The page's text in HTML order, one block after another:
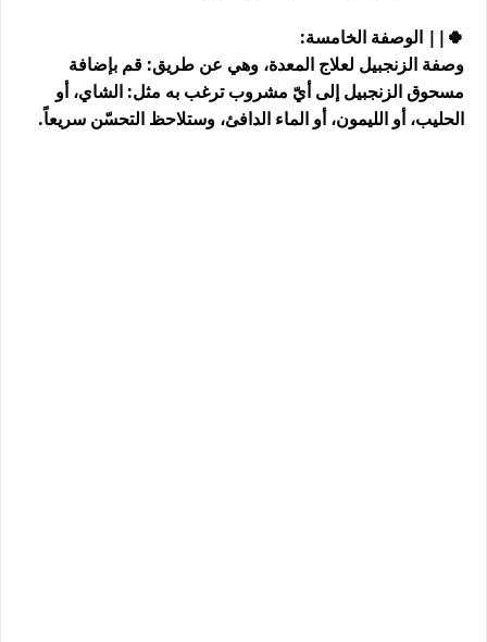
🍀|| الوصفة الخامسة:
وصفة الزنجبيل لعلاج المعدة، وهي عن طريق: قم بإضافة
مسحوق الزنجبيل إلى أيّ مشروب ترغب به مثل: الشاي، أو
الحليب، أو الليمون، أو الماء الدافئ، وستلاحظ التحسّن سريعاً.